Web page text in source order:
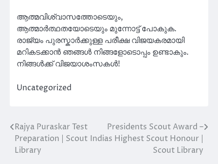
ആത്മവിശ്വാസത്തോടെയും,
ആത്മാർത്ഥതയോടെയും മുന്നോട്ട് പോകുക.
രാജ്യം പുരസ്കാർക്കുള്ള പരീക്ഷ വിജയകരമായി
മറികടക്കാൻ ഞങ്ങൾ നിങ്ങളോടൊപ്പം ഉണ്ടാകും.
നിങ്ങൾക്ക് വിജയാശംസകൾ!
Uncategorized
Post
navigation
Rajya Puraskar Test
Preparation | Scout
Library
Presidents Scout Award –
Indias Highest Scout Honour |
Scout Library